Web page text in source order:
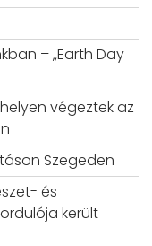
– „Earth Day
végeztek az
Szegeden
és
került